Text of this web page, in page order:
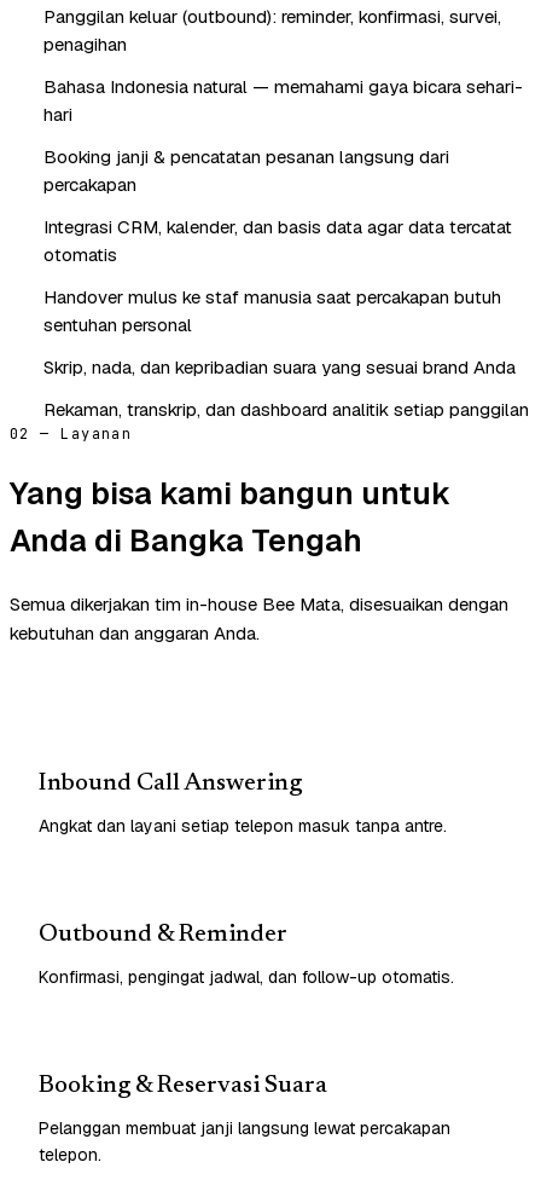
Panggilan keluar (outbound): reminder, konfirmasi, survei,
penagihan
Bahasa Indonesia natural — memahami gaya bicara sehari-
hari
Booking janji & pencatatan pesanan langsung dari
percakapan
Integrasi CRM, kalender, dan basis data agar data tercatat
otomatis
Handover mulus ke staf manusia saat percakapan butuh
sentuhan personal
Skrip, nada, dan kepribadian suara yang sesuai brand Anda
Rekaman, transkrip, dan dashboard analitik setiap panggilan
02 — Layanan
Yang bisa kami bangun untuk
Anda di Bangka Tengah
Semua dikerjakan tim in-house Bee Mata, disesuaikan dengan
kebutuhan dan anggaran Anda.
Inbound Call Answering
Angkat dan layani setiap telepon masuk tanpa antre.
Outbound & Reminder
Konfirmasi, pengingat jadwal, dan follow-up otomatis.
Booking & Reservasi Suara
Pelanggan membuat janji langsung lewat percakapan
telepon.